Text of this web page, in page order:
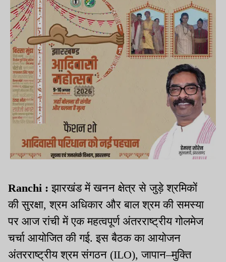
Ranchi : झारखंड में खनन क्षेत्र से जुड़े श्रमिकों
की सुरक्षा, श्रम अधिकार और बाल श्रम की समस्या
पर आज रांची में एक महत्वपूर्ण अंतरराष्ट्रीय गोलमेज
चर्चा आयोजित की गई. इस बैठक का आयोजन
अंतरराष्ट्रीय श्रम संगठन (ILO), जापान–मुक्ति